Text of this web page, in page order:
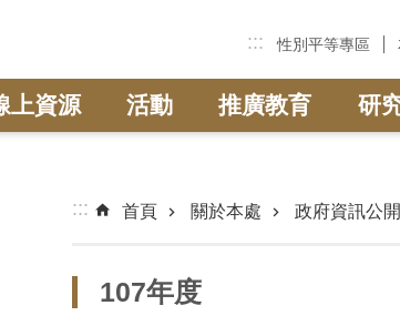
::: 性別平等專區
上資源 活動 推廣教育 研
::: 首頁 關於本處 政府資訊公開
107年度